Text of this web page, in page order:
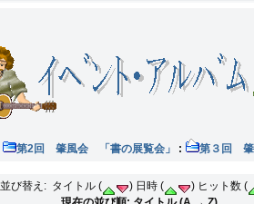
第2回 肇風会 「書の展覧会」 : 第３回
並び替え: タイトル ( ) 日時 ( ) ヒット数 (